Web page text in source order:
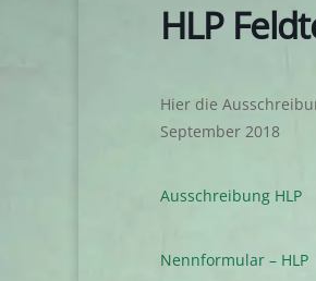
HLP
Hier die
September 2018
Ausschreibung HLP
Nennformular – HLP